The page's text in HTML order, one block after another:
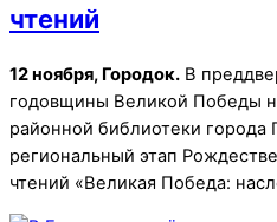
чтений
12 ноября, Городок. В
годовщины Великой Победы
районной библиотеки города
региональный этап
чтений «Великая Победа: